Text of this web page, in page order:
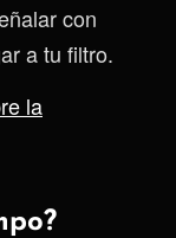
con
a tu filtro.
la